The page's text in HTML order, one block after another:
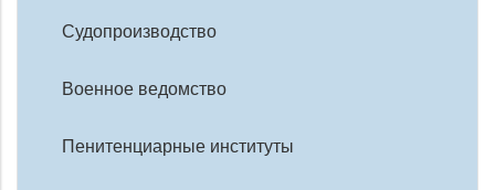
Судопроизводство
Военное ведомство
Пенитенциарные институты